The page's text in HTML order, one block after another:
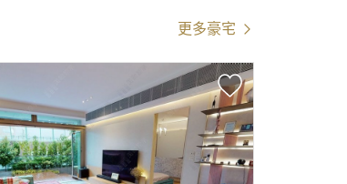
更多豪宅